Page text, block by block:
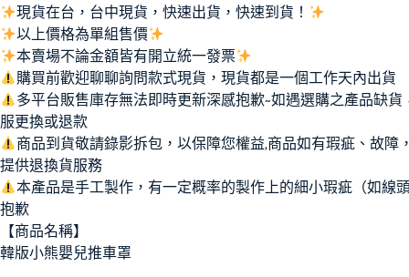
現貨在台，台中現貨，快速出貨，快速到貨！
以上價格為單組售價
本賣場不論金額皆有開立統一發票
購買前歡迎聊聊詢問款式現貨，現貨都是一個工作天內出貨
多平台販售庫存無法即時更新深感抱歉~如遇選購之產品缺
服更換或退款
商品到貨敬請錄影拆包，以保障您權益,商品如有瑕疵、故
提供退換貨服務
本產品是手工製作，有一定概率的製作上的細小瑕疵（如線
抱歉
【商品名稱】
韓版小熊嬰兒推車罩